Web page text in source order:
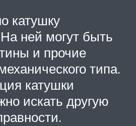
катушку
ней могут быть
и прочие
типа.
катушки
искать другую